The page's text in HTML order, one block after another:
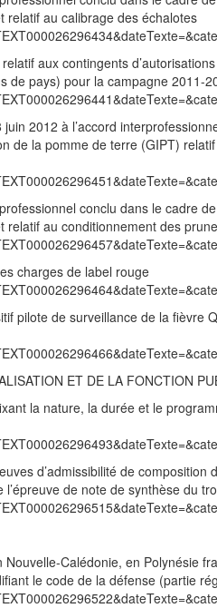
relatif au calibrage des échalotes
aux contingents
de pays) pour la campagne 2011-
2012 à l’accord
de la pomme de terre (GIPT)
conclu dans le cadre de
relatif au conditionnement des
charges de label rouge
pilote de surveillance de la fièvre
ET DE LA FONCTION
la nature, la durée et le
d’admissibilité de composition
de note de synthèse du
Calédonie, en Polynésie
le code de la défense (partie